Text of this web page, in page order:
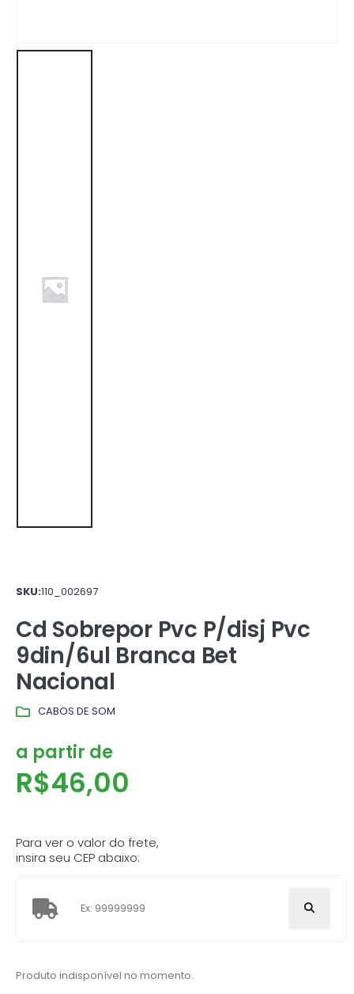
SKU:110_002697
Cd Sobrepor Pvc P/disj Pvc
9din/6ul Branca Bet
Nacional
CABOS DE SOM
a partir de
R$46,00
Para ver o valor do frete,
insira seu CEP abaixo:
Produto indisponível no momento.